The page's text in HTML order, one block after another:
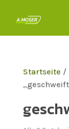
Startseite /